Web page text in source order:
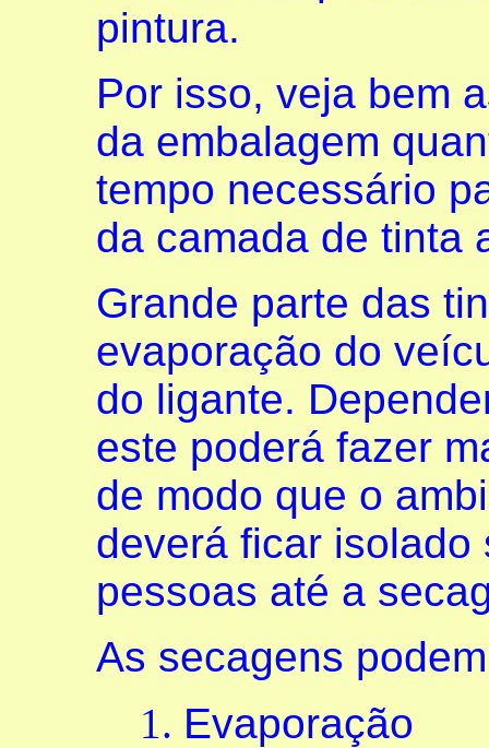
pintura.
Por isso, veja bem
da embalagem
tempo necessário
da camada de tinta
Grande parte das
evaporação do
do ligante.
este poderá fazer
de modo que o
deverá ficar isolado
pessoas até a
As secagens
Evaporação